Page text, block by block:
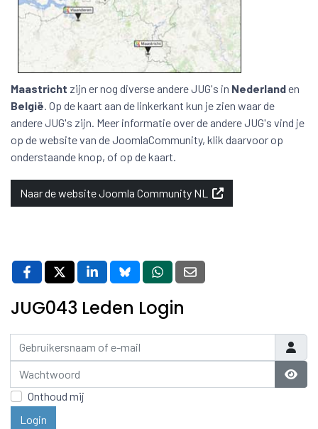
Maastricht zijn er nog diverse andere JUG's in Nederlanden
België. Op de kaart aan de linkerkant kun je zien waar de
andere JUG's zijn. Meer informatie over de andere JUG's vind je
op de website van de JoomlaCommunity, klik daarvoor op
onderstaande knop, of op de kaart.
Naar de website Joomla Community NL
JUG043 Leden Login
Gebruikersnaam of e-mail
Wachtwoord
Laat
Onthoud mij
Login